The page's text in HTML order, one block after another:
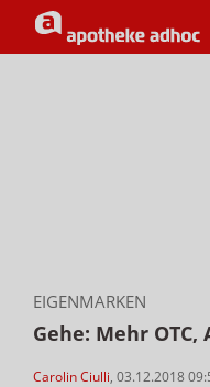
EIGENMARKEN
Gehe: Mehr
Carolin Ciulli, 03.12.2018